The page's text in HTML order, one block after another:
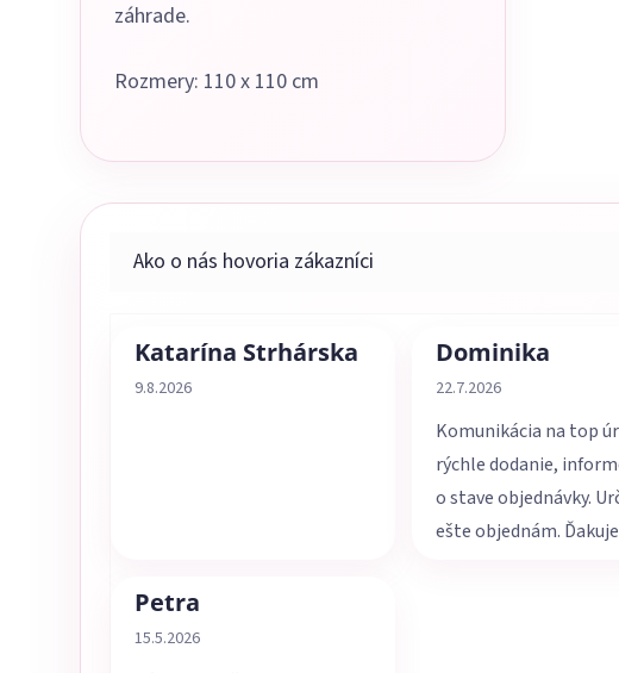
záhrade.
Rozmery: 110 x 110 cm
Katarína Strhárska
Hodnotenie obchodu je 5 z 5 hviezdičiek.
9.8.2026
Dominika
Hodnotenie obchodu
22.7.2026
Komunikácia na top
rýchle dodanie,
o stave objednávky.
ešte objednám.
Petra
Hodnotenie obchodu je 5 z 5 hviezdičiek.
15.5.2026